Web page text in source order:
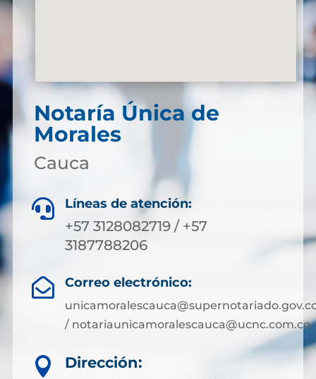
Notaría Única de
Morales
Cauca
 Líneas de atención:
+57 3128082719 / +57
3187788206
 Correo electrónico:
/ notariaunicamoralescauca@ucnc.com.co

Dirección: